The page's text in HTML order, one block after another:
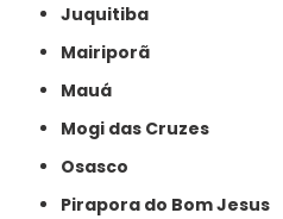
Juquitiba
Mairiporã
Mauá
Mogi das Cruzes
Osasco
Pirapora do Bom Jesus